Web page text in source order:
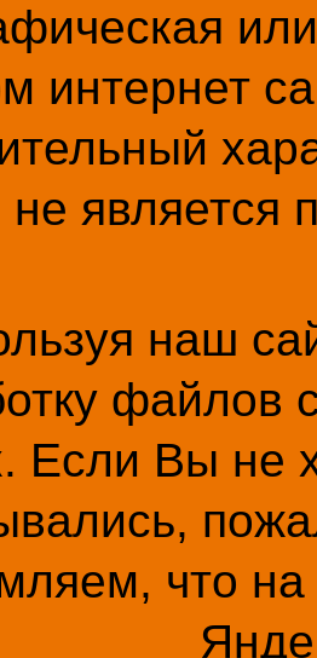
интернет
не является
наш
файлов
Если Вы не
что на